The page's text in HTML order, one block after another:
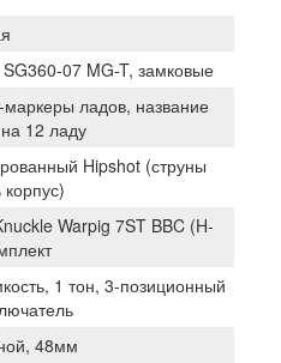
07 MG-T, замковые
маркеры ладов, название
12 ладу
Hipshot (струны
корпус)
Warpig 7ST BBC (H-
1 тон, 3-позиционный
48мм